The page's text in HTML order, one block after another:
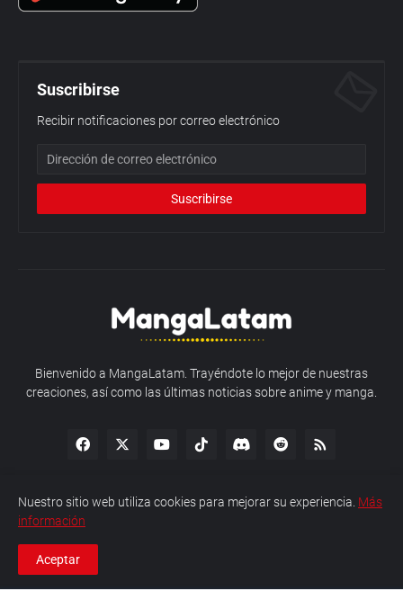
Suscribirse
Recibir notificaciones por correo electrónico
Bienvenido a MangaLatam. Trayéndote lo mejor de nuestras
creaciones, así como las últimas noticias sobre anime y manga.
Copyright © 2026 MangaLatam - Todos los derechos reservados.
Política de Privacidad
Nuestro sitio web utiliza cookies para mejorar su experiencia. Más
información
Aceptar